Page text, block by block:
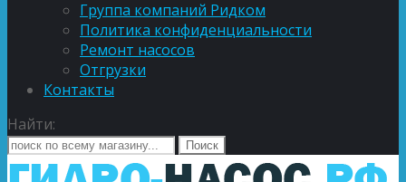
Группа компаний Ридком
Политика конфиденциальности
Ремонт насосов
Отгрузки
Контакты
Найти: